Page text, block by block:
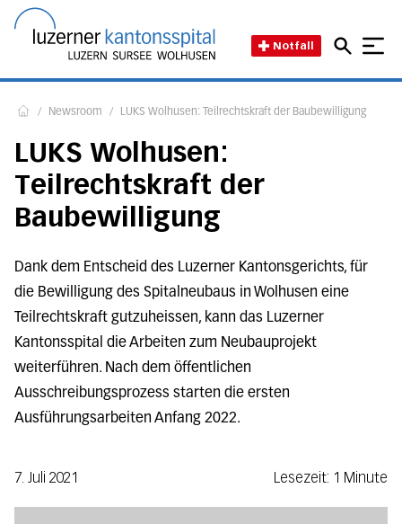
Notfall
/ Newsroom / LUKS Wolhusen: Teilrechtskraft der Baubewilligung
LUKS Wolhusen:
Teilrechtskraft der
Baubewilligung
Dank dem Entscheid des Luzerner Kantonsgerichts, für
die Bewilligung des Spitalneubaus in Wolhusen eine
Teilrechtskraft gutzuheissen, kann das Luzerner
Kantonsspital die Arbeiten zum Neubauprojekt
weiterführen. Nach dem öffentlichen
Ausschreibungsprozess starten die ersten
Ausführungsarbeiten Anfang 2022.
7. Juli 2021 Lesezeit: 1 Minute